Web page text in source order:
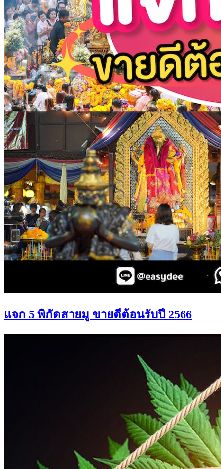
แจก 5 พิกัดสายมู ขายดีต้อนรับปี 2566